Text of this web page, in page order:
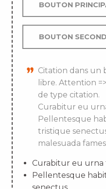
BOUTON
BOUTON
Citation dans un
libre. Attention
de type citation.
Curabitur eu
Pellentesque
tristique
malesuada
Curabitur eu urna
Pellentesque